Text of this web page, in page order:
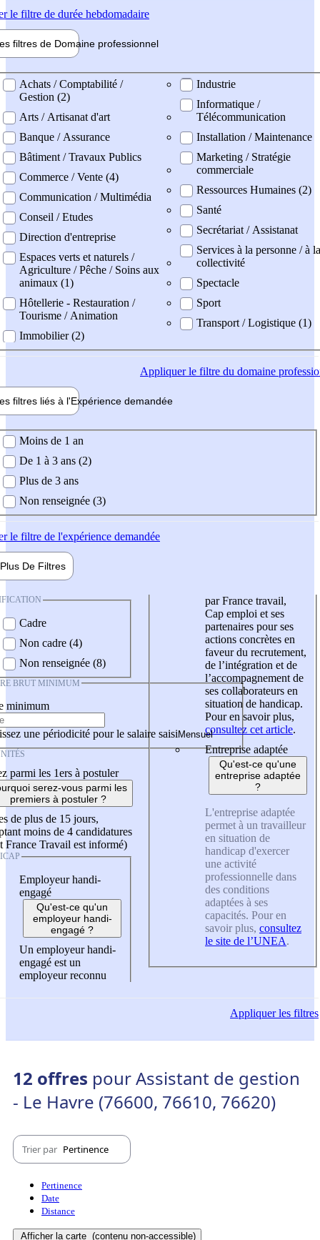
le filtre de durée hebdomadaire
filtres de Domaine professionnel
professionel
Achats / Comptabilité /
Gestion (2)
Arts / Artisanat d'art
Banque / Assurance
Bâtiment / Travaux Publics
Commerce / Vente (4)
Communication / Multimédia
Conseil / Etudes
Direction d'entreprise
Espaces verts et naturels /
Agriculture / Pêche / Soins aux
animaux (1)
Hôtellerie - Restauration /
Tourisme / Animation
Immobilier (2)
Industrie
Informatique /
Télécommunication
Installation / Maintenance
Marketing / Stratégie
commerciale
Ressources Humaines (2)
Santé
Secrétariat / Assistanat
Services à la personne / à la
collectivité
Spectacle
Sport
Transport / Logistique (1)
Appliquerle filtre du domaine
filtres liés à l'Expérience demandée
demandée
Moins de 1 an
De 1 à 3 ans (2)
Plus de 3 ans
Non renseignée (3)
le filtre de l'expérience demandée
Plus De Filtres
Cadre
Non cadre (4)
Non renseignée (8)
BRUT MINIMUM
minimum
une périodicité pour le salaire saisi
parmi les 1ers à postuler
serez-vous parmi les
premiers à postuler ?
de plus de 15 jours,
moins de 4 candidatures
France Travail est informé)
Employeur handi-
engagé
Qu'est-ce qu'un
employeur handi-
engagé ?
Un employeur handi-
engagé est un
employeur reconnu
par France travail,
Cap emploi et ses
partenaires pour ses
actions concrètes en
faveur du recrutement,
de l’intégration et de
l’accompagnement de
ses collaborateurs en
situation de handicap.
Pour en savoir plus,
consultez cet article.
Entreprise adaptée
Qu'est-ce qu'une
entreprise adaptée
?
L'entreprise adaptée
permet à un travailleur
en situation de
handicap d'exercer
une activité
professionnelle dans
des conditions
adaptées à ses
capacités. Pour en
savoir plus, consultez
le site de l’UNEA.
Appliquerles filtres
12 offres pour Assistant de gestion
- Le Havre (76600, 76610, 76620)
Trier par Pertinence
Pertinence
Date
Distance
Afficher la carte (contenu non-accessible)